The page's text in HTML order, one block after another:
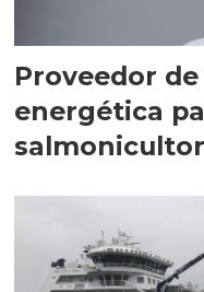
Proveedor
energética